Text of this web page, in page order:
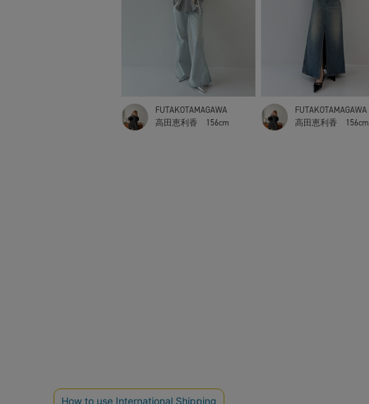
FUTAKOTAMAGAWA
高田恵利香
156cm
FUTAKOTAMAGAWA
高田恵利香
156cm